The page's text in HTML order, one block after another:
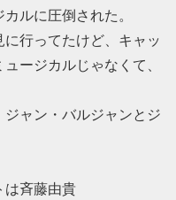
ルに圧倒された。
行ってたけど、キャッ
ージカルじゃなくて、
ャン・バルジャンとジ
は斉藤由貴